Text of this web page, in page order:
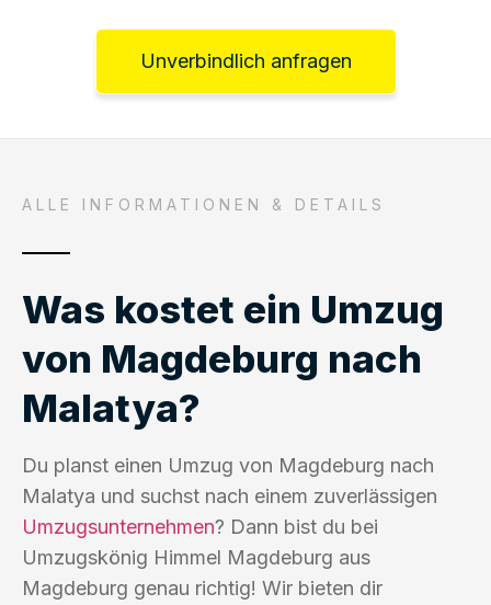
Unverbindlich anfragen
ALLE INFORMATIONEN & DETAILS
Was kostet ein Umzug
von Magdeburg nach
Malatya?
Du planst einen Umzug von Magdeburg nach
Malatya und suchst nach einem zuverlässigen
Umzugsunternehmen? Dann bist du bei
Umzugskönig Himmel Magdeburg aus
Magdeburg genau richtig! Wir bieten dir